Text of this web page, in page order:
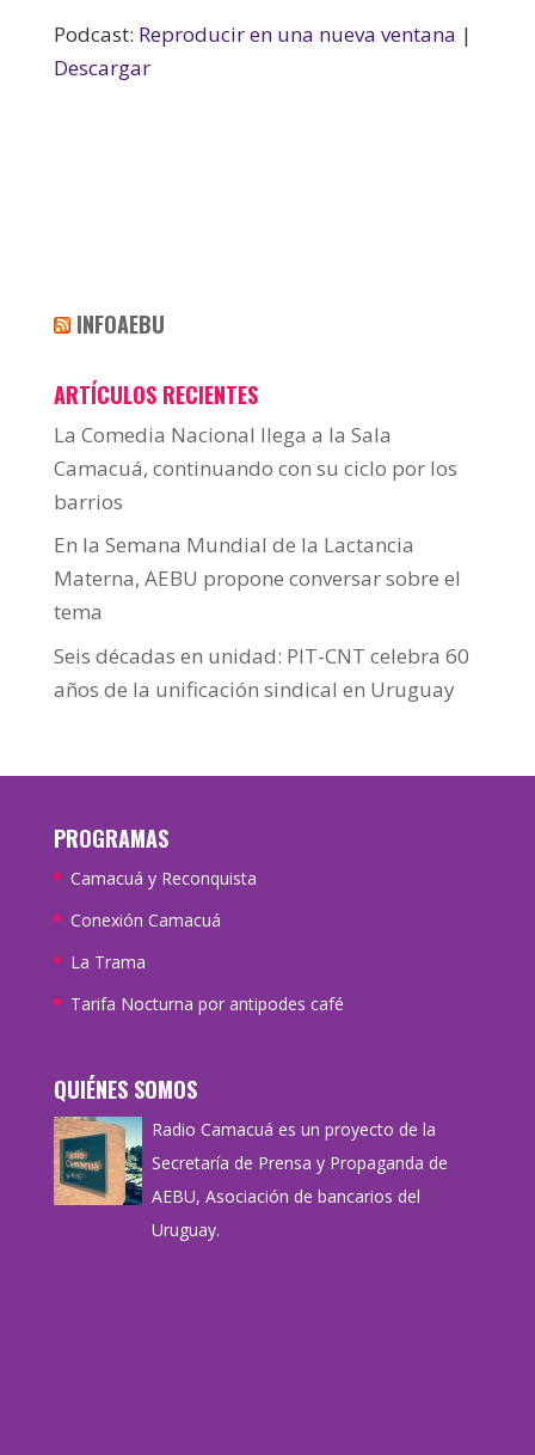
Podcast: Reproducir en una nueva ventana |
Descargar
INFOAEBU
ARTÍCULOS RECIENTES
La Comedia Nacional llega a la Sala
Camacuá, continuando con su ciclo por los
barrios
En la Semana Mundial de la Lactancia
Materna, AEBU propone conversar sobre el
tema
Seis décadas en unidad: PIT-CNT celebra 60
años de la unificación sindical en Uruguay
PROGRAMAS
Camacuá y Reconquista
Conexión Camacuá
La Trama
Tarifa Nocturna por antipodes café
QUIÉNES SOMOS
Radio Camacuá es un proyecto de la
Secretaría de Prensa y Propaganda de
AEBU, Asociación de bancarios del
Uruguay.